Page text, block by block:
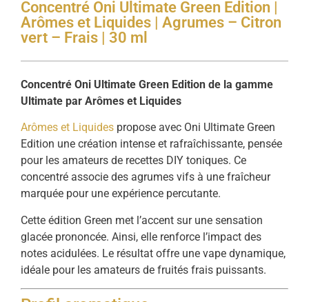
Concentré Oni Ultimate Green Edition |
Arômes et Liquides | Agrumes – Citron
vert – Frais | 30 ml
Concentré Oni Ultimate Green Edition de la gamme
Ultimate par Arômes et Liquides
Arômes et Liquides propose avec Oni Ultimate Green
Edition une création intense et rafraîchissante, pensée
pour les amateurs de recettes DIY toniques. Ce
concentré associe des agrumes vifs à une fraîcheur
marquée pour une expérience percutante.
Cette édition Green met l’accent sur une sensation
glacée prononcée. Ainsi, elle renforce l’impact des
notes acidulées. Le résultat offre une vape dynamique,
idéale pour les amateurs de fruités frais puissants.